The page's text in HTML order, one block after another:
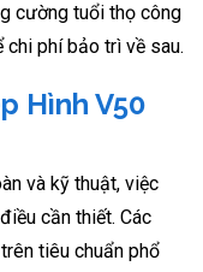
cường tuổi thọ công
phí bảo trì về sau.
Hình V50
và kỹ thuật, việc
điều cần thiết. Các
tiêu chuẩn phổ